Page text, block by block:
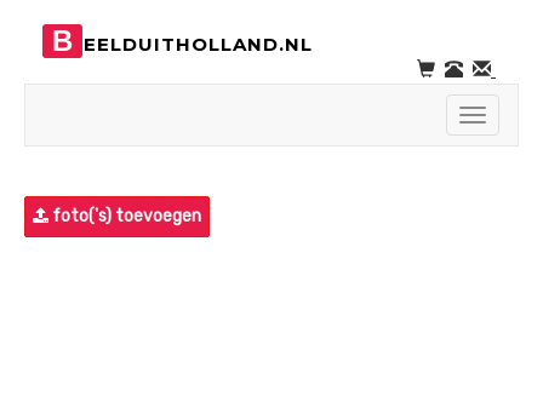
B EELDUITHOLLAND.NL
Toggle
foto('s) toevoegen